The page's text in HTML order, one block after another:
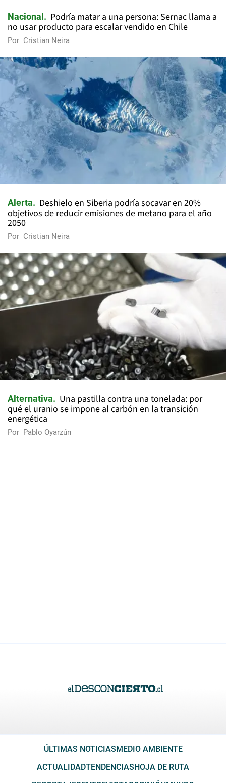
Nacional
Podría matar a una persona: Sernac llama a
no usar producto para escalar vendido en Chile
Por Cristian Neira
Alerta
Deshielo en Siberia podría socavar en 20%
objetivos de reducir emisiones de metano para el año
2050
Por Cristian Neira
Alternativa
Una pastilla contra una tonelada: por
qué el uranio se impone al carbón en la transición
energética
Por Pablo Oyarzún
ÚLTIMAS NOTICIAS MEDIO AMBIENTE
ACTUALIDADTENDENCIAS HOJA DE RUTA